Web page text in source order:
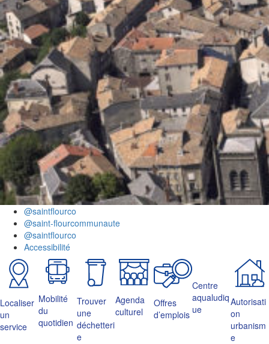
@saintflourco
@saint-flourcommunaute
@saintflourco
Accessibilité
Localiser
un
service
Mobilité
du
quotidien
Trouver
une
déchetteri
e
Agenda
culturel
Offres
d’emplois
Centre
aqualudiq
ue
Autorisati
on
urbanism
e